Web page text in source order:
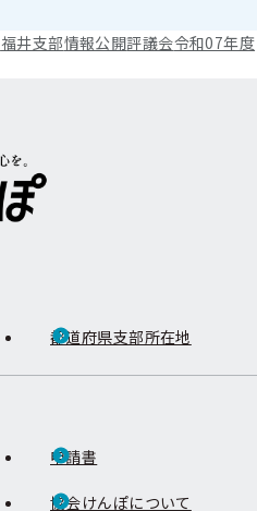
福井支部情報公開評議会令和07年度
都道府県支部所在地
申請書
協会けんぽについて